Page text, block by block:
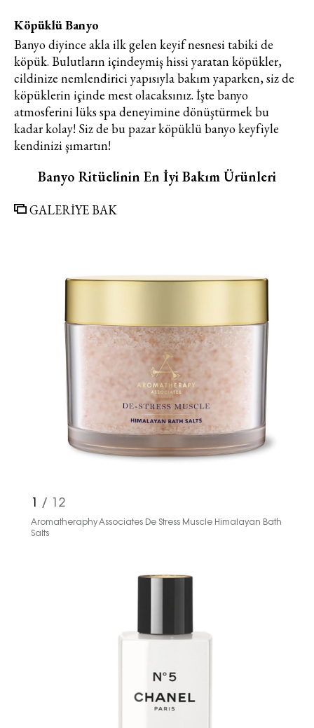
Köpüklü Banyo
Banyo diyince akla ilk gelen keyif nesnesi tabiki de
köpük. Bulutların içindeymiş hissi yaratan köpükler,
cildinize nemlendirici yapısıyla bakım yaparken, siz de
köpüklerin içinde mest olacaksınız. İşte banyo
atmosferini lüks spa deneyimine dönüştürmek bu
kadar kolay! Siz de bu pazar köpüklü banyo keyfiyle
kendinizi şımartın!
Banyo Ritüelinin En İyi Bakım Ürünleri
GALERİYE BAK
1 / 12
Aromatheraphy Associates De Stress Muscle Himalayan Bath
Salts